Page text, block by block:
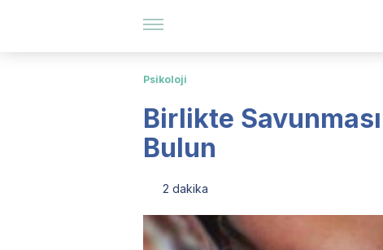
Psikoloji
Birlikte
Bulun
2 dakika